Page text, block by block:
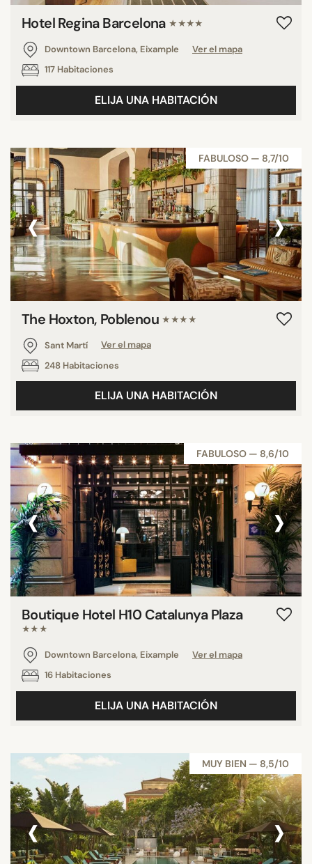
Hotel Regina Barcelona ★★★★
Downtown Barcelona, Eixample
Ver el mapa
117 Habitaciones
ELIJA UNA HABITACIÓN
FABULOSO — 8,7/10
‹ ›
The Hoxton, Poblenou ★★★★
Sant Martí
Ver el mapa
248 Habitaciones
ELIJA UNA HABITACIÓN
FABULOSO — 8,6/10
‹ ›
Boutique Hotel H10 Catalunya Plaza
★★★
Downtown Barcelona, Eixample
Ver el mapa
16 Habitaciones
ELIJA UNA HABITACIÓN
MUY BIEN — 8,5/10
‹ ›